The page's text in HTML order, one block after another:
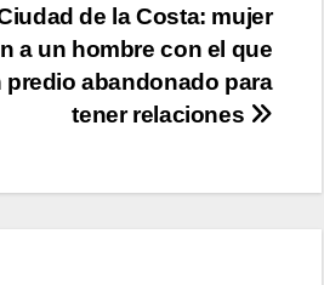
de la Costa: mujer
a un hombre con el que
abandonado para
tener relaciones